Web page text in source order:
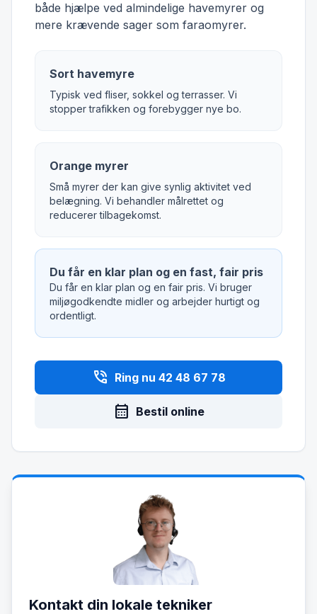
både hjælpe ved almindelige havemyrer og
mere krævende sager som faraomyrer.
Sort havemyre
Typisk ved fliser, sokkel og terrasser. Vi
stopper trafikken og forebygger nye bo.
Orange myrer
Små myrer der kan give synlig aktivitet ved
belægning. Vi behandler målrettet og
reducerer tilbagekomst.
Du får en klar plan og en fast, fair pris
Du får en klar plan og en fair pris. Vi bruger
miljøgodkendte midler og arbejder hurtigt og
ordentligt.
phone_in_talk Ring nu 42 48 67 78
calendar_month Bestil online
Kontakt din lokale tekniker